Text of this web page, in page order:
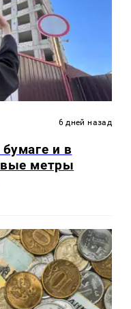
6 дней назад
и в
метры